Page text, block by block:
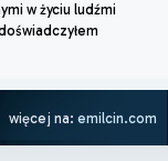
w życiu ludźmi
więcej na: emilcin.com